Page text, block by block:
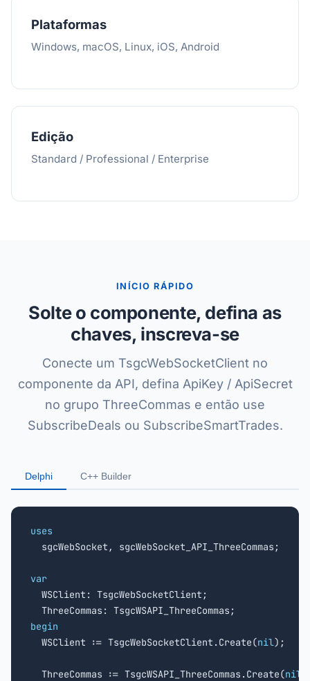
Plataformas
Windows, macOS, Linux, iOS, Android
Edição
Standard / Professional / Enterprise
INÍCIO RÁPIDO
Solte o componente, defina as
chaves, inscreva-se
Conecte um TsgcWebSocketClient no
componente da API, defina ApiKey / ApiSecret
no grupo ThreeCommas e então use
SubscribeDeals ou SubscribeSmartTrades.
Delphi C++ Builder
uses
sgcWebSocket, sgcWebSocket_API_ThreeCommas;
var
WSClient: TsgcWebSocketClient;
begin
WSClient := TsgcWebSocketClient.Create(nil);
  ThreeCommas := TsgcWSAPI_ThreeCommas.Create(
nil